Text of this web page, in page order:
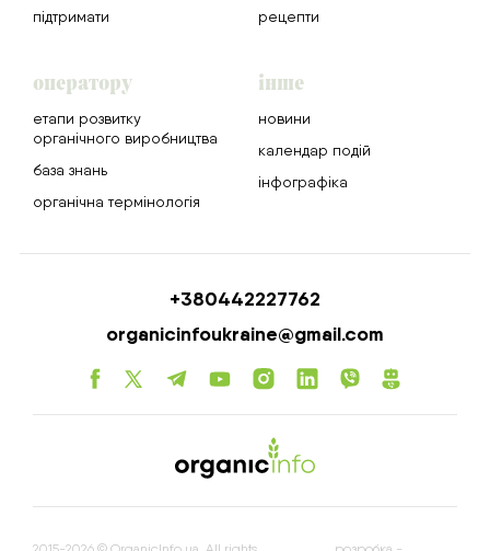
підтримати
рецепти
оператору
етапи розвитку
органічного виробництва
база знань
органічна термінологія
інше
новини
календар подій
інфографіка
+380442227762
organicinfoukraine@gmail.com